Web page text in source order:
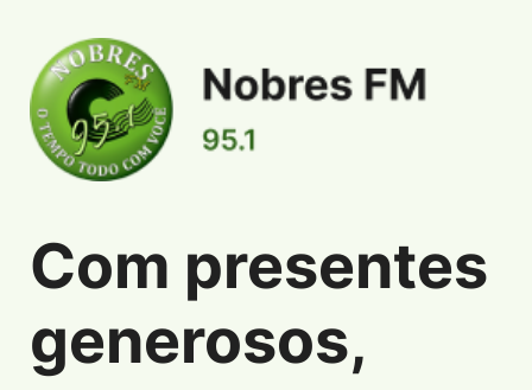
Informações de Com presentes generosos,
Com presentes
generosos,